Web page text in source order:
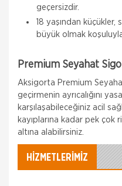
geçersizdir.
18 yaşından küçükler,
büyük olmak
Premium Seyahat
Aksigorta Premium
geçirmenin ayrıcalığını
karşılaşabileceğiniz acil
kayıplarına kadar pek çok
altına alabilirsiniz.
HİZMETLERİMİZ
Zorunlu Deprem
Zorunlu bir sigorta
deprem ve deprem
zararlar güvence altına alınır.
Allianz Sigorta
İş Yeri Sigortası
Allianz ile işyerinizde